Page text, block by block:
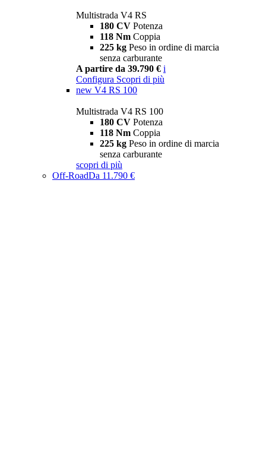
Multistrada V4 RS
180 CV Potenza
118 Nm Coppia
225 kg Peso in ordine di marcia
senza carburante
A partire da 39.790 € i
Configura Scopri di più
new V4 RS 100
Multistrada V4 RS 100
180 CV Potenza
118 Nm Coppia
225 kg Peso in ordine di marcia
senza carburante
scopri di più
Off-RoadDa 11.790 €